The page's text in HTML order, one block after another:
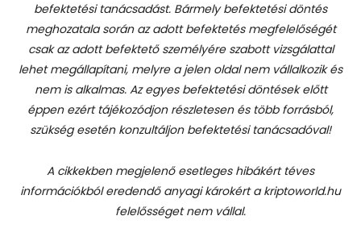
befektetési tanácsadást. Bármely befektetési döntés
meghozatala során az adott befektetés megfelelőségét
csak az adott befektető személyére szabott vizsgálattal
lehet megállapítani, melyre a jelen oldal nem vállalkozik és
nem is alkalmas. Az egyes befektetési döntések előtt
éppen ezért tájékozódjon részletesen és több forrásból,
szükség esetén konzultáljon befektetési tanácsadóval!
A cikkekben megjelenő esetleges hibákért téves
információkból eredendő anyagi károkért a kriptoworld.hu
felelősséget nem vállal.